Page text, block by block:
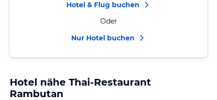
Hotel & Flug buchen
Oder
Nur Hotel buchen
Hotel nähe Thai-Restaurant
Rambutan